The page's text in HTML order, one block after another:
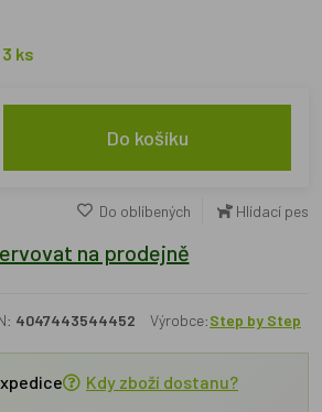
ks
Do košíku
Do oblíbených Hlídací pes
na prodejně
4047443544452 Výrobce:Step by Step
Kdy zboží dostanu?